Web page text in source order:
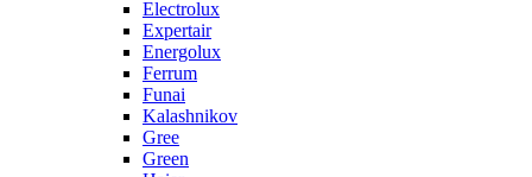
Electrolux
Expertair
Energolux
Ferrum
Funai
Kalashnikov
Gree
Grеen